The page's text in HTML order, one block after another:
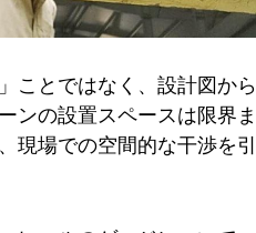
ことではなく、設計図から
ンの設置スペースは限界ま
現場での空間的な干渉を引